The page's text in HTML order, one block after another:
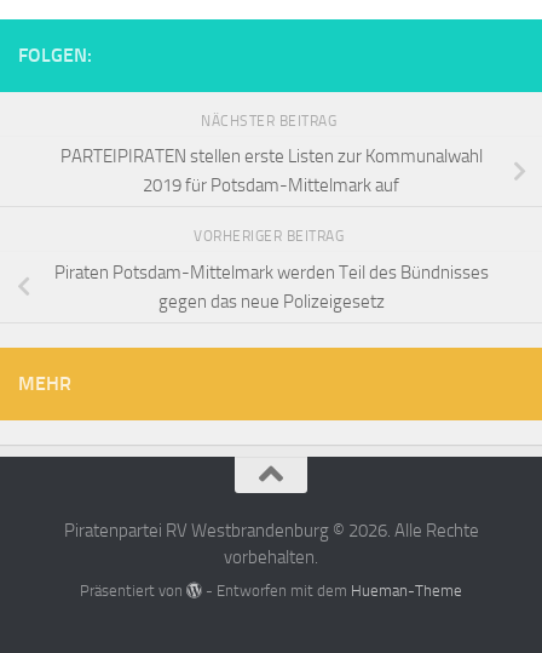
FOLGEN:
NÄCHSTER BEITRAG
PARTEIPIRATEN stellen erste Listen zur Kommunalwahl
2019 für Potsdam-Mittelmark auf
VORHERIGER BEITRAG
Piraten Potsdam-Mittelmark werden Teil des Bündnisses
gegen das neue Polizeigesetz
MEHR
Piratenpartei RV Westbrandenburg © 2026. Alle Rechte
vorbehalten.
Präsentiert von - Entworfen mit dem Hueman-Theme